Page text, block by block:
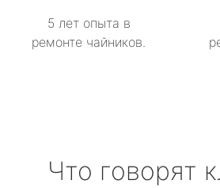
5 лет опыта в
ремонте чайников.
Что говорят